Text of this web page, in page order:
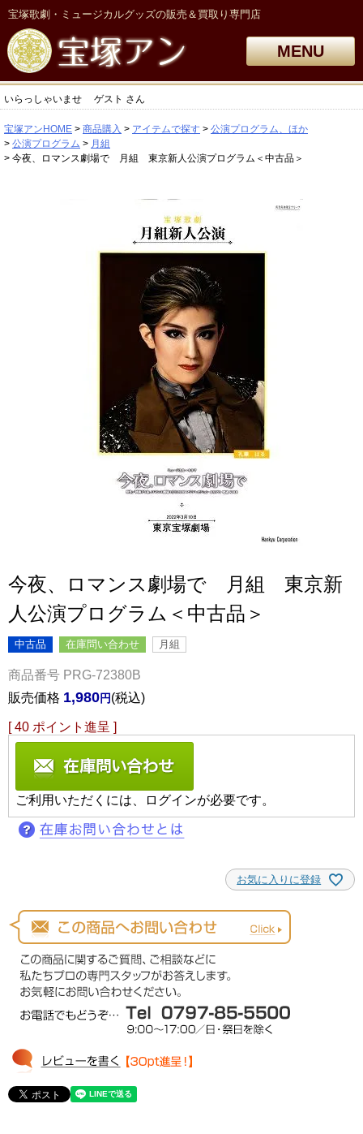
宝塚歌劇・ミュージカルグッズの販売＆買取り専門店
MENU
いらっしゃいませ ゲスト さん
宝塚アンHOME 商品購入 アイテムで探す
公演プログラム、ほか
公演プログラム
月組
今夜、ロマンス劇場で 月組 東京新人公演プログラム＜中古品＞
今夜、ロマンス劇場で 月組 東京新
人公演プログラム＜中古品＞
中古品 在庫問い合わせ 月組
商品番号 PRG-72380B
販売価格 1,980 税込
[ 40 ポイント進呈 ]
ご利用いただくには、ログインが必要です。
お気に入りに登録